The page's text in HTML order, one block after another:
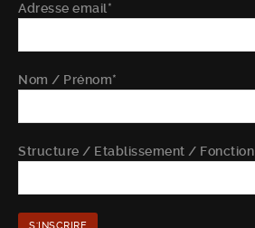
Adresse email*
Nom / Prénom*
Structure / Etablissement / Fonction